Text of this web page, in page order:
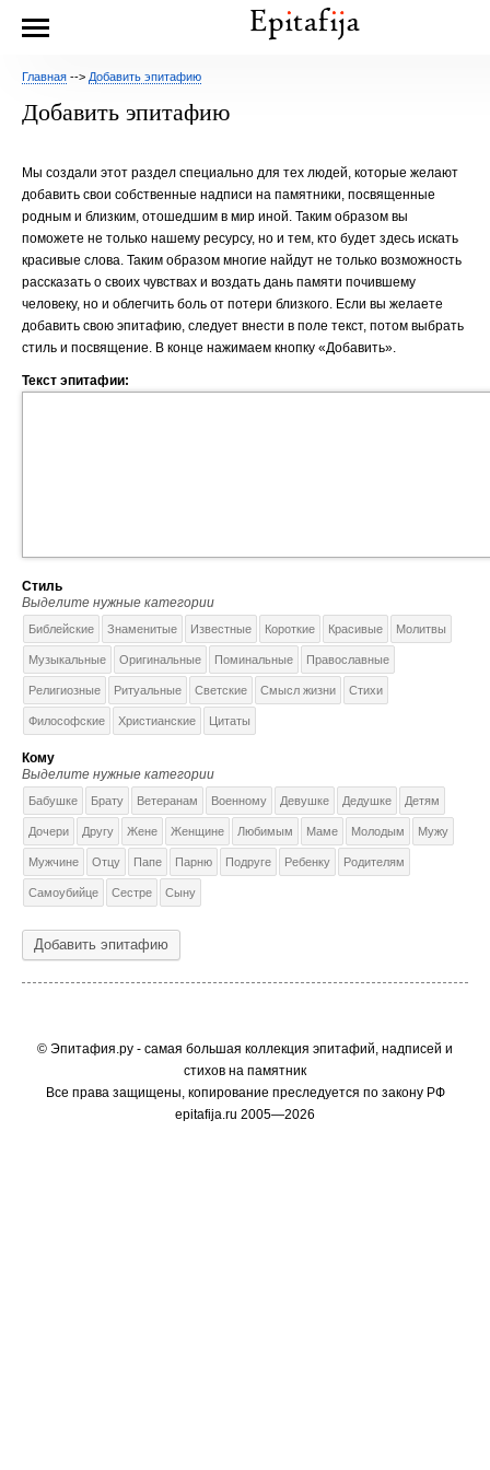
Главная --> Добавить эпитафию
Добавить эпитафию
Мы создали этот раздел специально для тех людей, которые желают
добавить свои собственные надписи на памятники, посвященные
родным и близким, отошедшим в мир иной. Таким образом вы
поможете не только нашему ресурсу, но и тем, кто будет здесь искать
красивые слова. Таким образом многие найдут не только возможность
рассказать о своих чувствах и воздать дань памяти почившему
человеку, но и облегчить боль от потери близкого. Если вы желаете
добавить свою эпитафию, следует внести в поле текст, потом выбрать
стиль и посвящение. В конце нажимаем кнопку «Добавить».
Текст эпитафии:
Стиль
Выделите нужные категории
Библейские Знаменитые Известные Короткие Красивые Молитвы
Музыкальные Оригинальные Поминальные Православные
Религиозные Ритуальные Светские Смысл жизни Стихи
Философские Христианские Цитаты
Кому
Выделите нужные категории
Бабушке Брату Ветеранам Военному Девушке Дедушке Детям
Дочери Другу Жене Женщине Любимым Маме Молодым Мужу
Мужчине Отцу Папе Парню Подруге Ребенку Родителям
Самоубийце Сестре Сыну
© Эпитафия.ру - самая большая коллекция эпитафий, надписей и
стихов на памятник
Все права защищены, копирование преследуется по закону РФ
epitafija.ru 2005—2026